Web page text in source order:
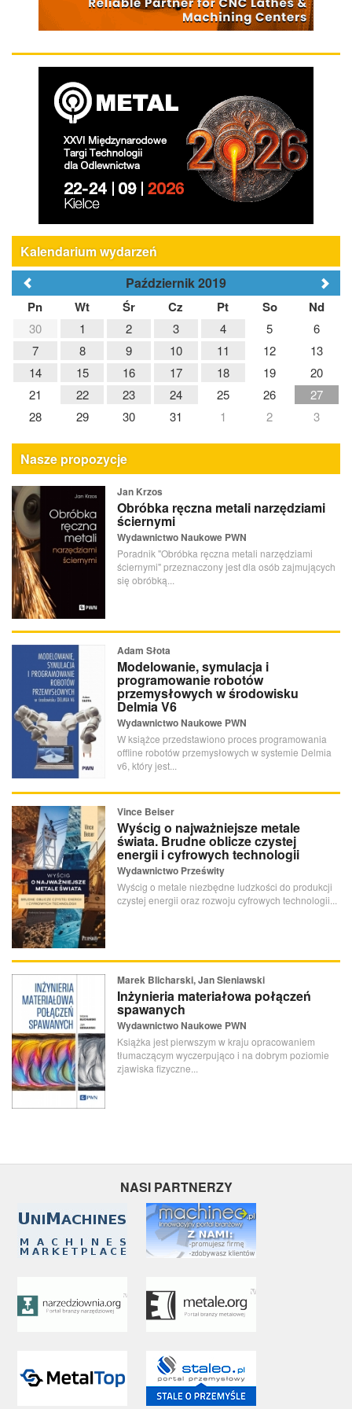
Kalendarium wydarzeń
Październik 2019
Pn Wt Śr Cz Pt So Nd
30 1 2 3 4 5
6
7
8 9 10 11 12
13
14
15 16 17 18 19
20
21
22 23 24 25 26
27
28
29 30 31 1 2 3
Nasze propozycje
Jan Krzos
Obróbka ręczna metali narzędziami
ściernymi
Wydawnictwo Naukowe PWN
Poradnik "Obróbka ręczna metali narzędziami
ściernymi" przeznaczony jest dla osób zajmujących
się obróbką...
Adam Słota
Modelowanie, symulacja i
programowanie robotów
przemysłowych w środowisku
Delmia V6
Wydawnictwo Naukowe PWN
W książce przedstawiono proces programowania
offline robotów przemysłowych w systemie Delmia
v6, który jest...
Vince Beiser
Wyścig o najważniejsze metale
świata. Brudne oblicze czystej
energii i cyfrowych technologii
Wydawnictwo Prześwity
Wyścig o metale niezbędne ludzkości do produkcji
czystej energii oraz rozwoju cyfrowych technologii...
Marek Blicharski, Jan Sieniawski
Inżynieria materiałowa połączeń
spawanych
Wydawnictwo Naukowe PWN
Książka jest pierwszym w kraju opracowaniem
tłumaczącym wyczerpująco i na dobrym poziomie
zjawiska fizyczne...
NASI PARTNERZY